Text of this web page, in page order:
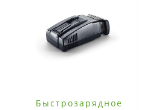
Быстрозарядное